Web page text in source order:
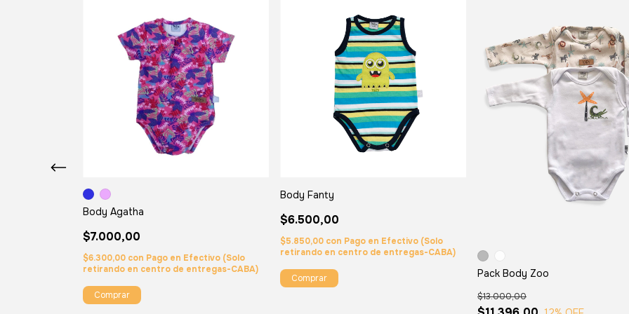
Body Agatha
$7.000,00
$6.300,00 con Pago en Efectivo (Solo
retirando en centro de entregas-CABA)
Comprar
Body Fanty
$6.500,00
$5.850,00 con Pago en Efectivo (Solo
retirando en centro de entregas-CABA)
Comprar Pack Body Zoo
$13.000,00